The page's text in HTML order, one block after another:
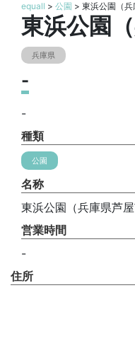
equall > 公園 > 東浜公園（兵
東浜公園
兵庫県
-
-
種類
公園
名称
東浜公園（兵庫県芦屋
営業時間
-
住所